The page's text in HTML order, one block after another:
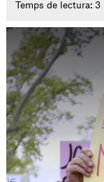
Temps de lectura: